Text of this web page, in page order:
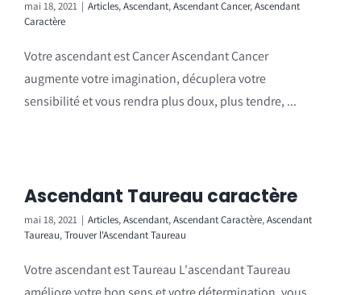
mai 18, 2021 | Articles,Ascendant,Ascendant Cancer,Ascendant
Caractère
Votre ascendant est Cancer Ascendant Cancer
augmente votre imagination, décuplera votre
sensibilité et vous rendra plus doux, plus tendre, ...
Ascendant Taureau caractère
mai 18, 2021 | Articles,Ascendant,Ascendant Caractère,Ascendant
Taureau,Trouver l'Ascendant Taureau
Votre ascendant est Taureau L'ascendant Taureau